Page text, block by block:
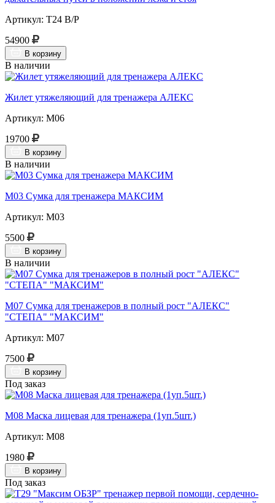
Артикул: Т24 В/Р
54900
В корзину
В наличии
Жилет утяжеляющий для тренажера АЛЕКС
Артикул: М06
19700
В корзину
В наличии
М03 Сумка для тренажера МАКСИМ
Артикул: М03
5500
В корзину
В наличии
М07 Сумка для тренажеров в полный рост "АЛЕКС"
"СТЕПА" "МАКСИМ"
Артикул: М07
7500
В корзину
Под заказ
М08 Маска лицевая для тренажера (1уп.5шт.)
Артикул: М08
1980
В корзину
Под заказ